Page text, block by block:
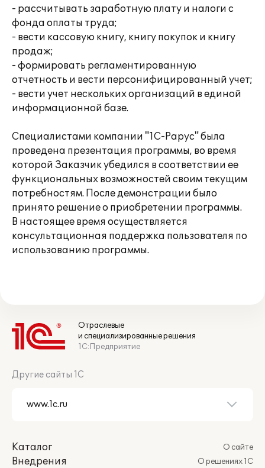
- рассчитывать заработную плату и налоги с
фонда оплаты труда;
- вести кассовую книгу, книгу покупок и книгу
продаж;
- формировать регламентированную
отчетность и вести персонифицированный учет;
- вести учет нескольких организаций в единой
информационной базе.
Специалистами компании "1С-Рарус" была
проведена презентация программы, во время
которой Заказчик убедился в соответствии ее
функциональных возможностей своим текущим
потребностям. После демонстрации было
принято решение о приобретении программы.
В настоящее время осуществляется
консультационная поддержка пользователя по
использованию программы.
Отраслевые
и специализированные решения
1С:Предприятие
Другие сайты 1С
Каталог
Внедрения
О сайте
О решениях 1С